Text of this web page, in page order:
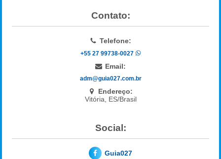
Contato:
Telefone:
+55 27 99738-0027
Email:
adm@guia027.com.br
Endereço:
Vitória, ES/Brasil
Social:
Guia027